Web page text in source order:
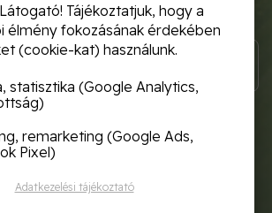
KOSÁRBA
nem rendelhető!
Tájékoztatjuk, hogy a
élmény fokozásának érdekében
(cookie-kat) használunk.
statisztika (Google Analytics,
remarketing (Google Ads,
Pixel)
Adatkezelési tájékoztató